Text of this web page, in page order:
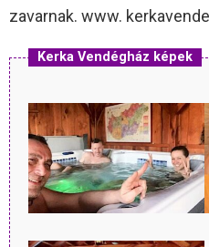
zavarnak. www.
Kerka Vendégház képek